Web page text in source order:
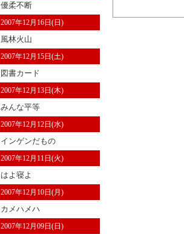
優柔不断
2007年12月16日(日)
風林火山
2007年12月15日(土)
図書カード
2007年12月13日(木)
みんな平等
2007年12月12日(水)
インゲンだもの
2007年12月11日(火)
はよ寝よ
2007年12月10日(月)
カメハメハ
2007年12月09日(日)